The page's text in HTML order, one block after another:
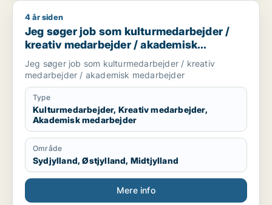
Jeg søger job som kulturmedarbejder / kreativ
4 år siden
Jeg søger job som kulturmedarbejder /
kreativ medarbejder / akademisk
medarbejder
Jeg søger job som kulturmedarbejder / kreativ
medarbejder / akademisk medarbejder
Type
Kulturmedarbejder, Kreativ medarbejder,
Akademisk medarbejder
Område
Sydjylland, Østjylland, Midtjylland
Mere info